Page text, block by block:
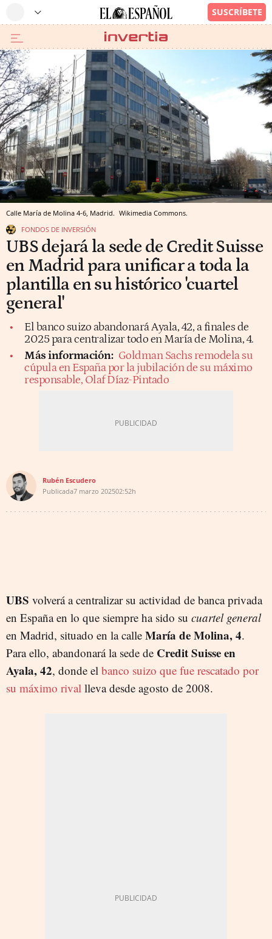
Calle María de Molina 4-6, Madrid. Wikimedia Commons.
FONDOS DE INVERSIÓN
UBS dejará la sede de Credit Suisse
en Madrid para unificar a toda la
plantilla en su histórico 'cuartel
general'
El banco suizo abandonará Ayala, 42, a finales de
2025 para centralizar todo en María de Molina, 4.
Más información: Goldman Sachs remodela su
cúpula en España por la jubilación de su máximo
responsable, Olaf Díaz-Pintado
Rubén Escudero
Publicada7 marzo 202502:52h
UBS volverá a centralizar su actividad de banca privada
en España en lo que siempre ha sido su cuartel general
en Madrid, situado en la calle María de Molina, 4.
Para ello, abandonará la sede de Credit Suisse en
Ayala, 42, donde el banco suizo que fue rescatado por
su máximo rival lleva desde agosto de 2008.